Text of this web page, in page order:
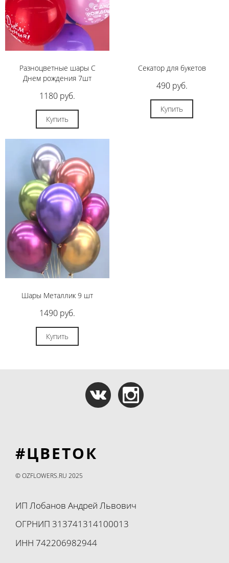
Разноцветные шары С
Днем рождения 7шт
1180 руб.
Купить
Секатор для букетов
490 руб.
Купить
Шары Металлик 9 шт
1490 руб.
Купить
#ЦВЕТОК
© OZFLOWERS.RU 2025
ИП Лобанов Андрей Львович
ОГРНИП 313741314100013
ИНН 742206982944